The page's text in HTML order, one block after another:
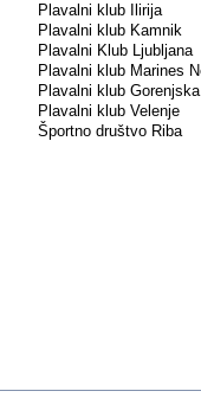
Plavalni klub Ilirija
Plavalni klub Kamnik
Plavalni Klub Ljubljana
Plavalni klub Marines
Plavalni klub
Plavalni klub Velenje
Športno društvo Riba